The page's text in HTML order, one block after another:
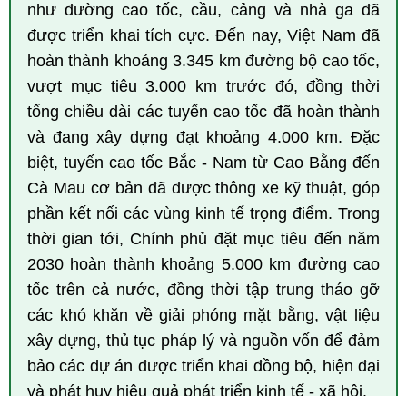
như đường cao tốc, cầu, cảng và nhà ga đã
được triển khai tích cực. Đến nay, Việt Nam đã
hoàn thành khoảng 3.345 km đường bộ cao tốc,
vượt mục tiêu 3.000 km trước đó, đồng thời
tổng chiều dài các tuyến cao tốc đã hoàn thành
và đang xây dựng đạt khoảng 4.000 km. Đặc
biệt, tuyến cao tốc Bắc - Nam từ Cao Bằng đến
Cà Mau cơ bản đã được thông xe kỹ thuật, góp
phần kết nối các vùng kinh tế trọng điểm. Trong
thời gian tới, Chính phủ đặt mục tiêu đến năm
2030 hoàn thành khoảng 5.000 km đường cao
tốc trên cả nước, đồng thời tập trung tháo gỡ
các khó khăn về giải phóng mặt bằng, vật liệu
xây dựng, thủ tục pháp lý và nguồn vốn để đảm
bảo các dự án được triển khai đồng bộ, hiện đại
và phát huy hiệu quả phát triển kinh tế - xã hội.